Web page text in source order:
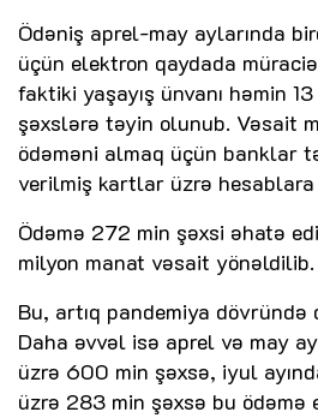
Ödəniş aprel-may aylarında
üçün elektron qaydada
faktiki yaşayış ünvanı həmin
şəxslərə təyin olunub. Vəsait
ödəməni almaq üçün banklar
verilmiş kartlar üzrə
Ödəmə 272 min şəxsi əhatə
milyon manat vəsait yönəldilib.
Bu, artıq pandemiya dövründə
Daha əvvəl isə aprel və may
üzrə 600 min şəxsə, iyul
üzrə 283 min şəxsə bu ödəmə